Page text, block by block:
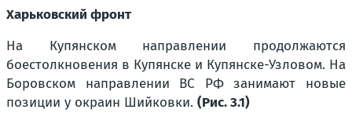
Харьковский фронт
На Купянском направлении продолжаются
боестолкновения в Купянске и Купянске-Узловом. На
Боровском направлении ВС РФ занимают новые
позиции у окраин Шийковки. (Рис. 3.1)